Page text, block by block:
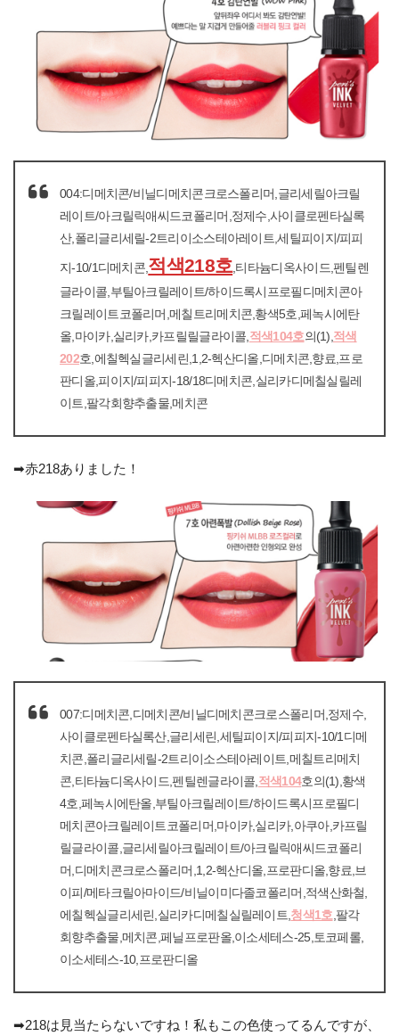
004:디메치콘/비닐디메치콘크로스폴리머,글리세릴아크릴
레이트/아크릴릭애씨드코폴리머,정제수,사이클로펜타실록
산,폴리글리세릴-2트리이소스테아레이트,세틸피이지/피피
지-10/1디메치콘,적색218호,티타늄디옥사이드,펜틸렌
글라이콜,부틸아크릴레이트/하이드록시프로필디메치콘아
크릴레이트코폴리머,메칠트리메치콘,황색5호,페녹시에탄
올,마이카,실리카,카프릴릴글라이콜,적색104호의(1),적색
202호,에칠헥실글리세린,1,2-헥산디올,디메치콘,향료,프로
판디올,피이지/피피지-18/18디메치콘,실리카디메칠실릴레
이트,팔각회향추출물,메치콘
➡︎赤218ありました！
007:디메치콘,디메치콘/비닐디메치콘크로스폴리머,정제수,
사이클로펜타실록산,글리세린,세틸피이지/피피지-10/1디메
치콘,폴리글리세릴-2트리이소스테아레이트,메칠트리메치
콘,티타늄디옥사이드,펜틸렌글라이콜, 적색104호의(1),황색
4호,페녹시에탄올,부틸아크릴레이트/하이드록시프로필디
메치콘아크릴레이트코폴리머,마이카,실리카,아쿠아,카프릴
릴글라이콜,글리세릴아크릴레이트/아크릴릭애씨드코폴리
머,디메치콘크로스폴리머,1,2-헥산디올,프로판디올,향료,브
이피/메타크릴아마이드/비닐이미다졸코폴리머,적색산화철,
에칠헥실글리세린,실리카디메칠실릴레이트, 청색1호 ,팔각
회향추출물,메치콘,페닐프로판올,이소세테스-25,토코페롤,
이소세테스-10,프로판디올
➡︎218は見当たらないですね！私もこの色使ってるんですが、